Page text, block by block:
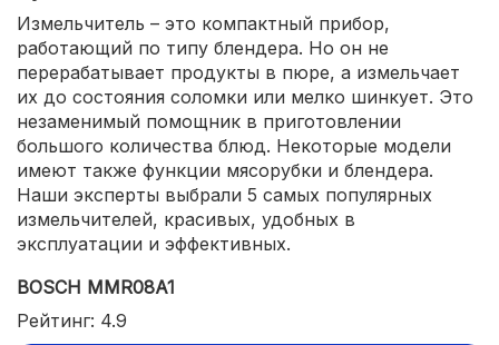
Измельчитель – это компактный прибор,
работающий по типу блендера. Но он не
перерабатывает продукты в пюре, а измельчает
их до состояния соломки или мелко шинкует. Это
незаменимый помощник в приготовлении
большого количества блюд. Некоторые модели
имеют также функции мясорубки и блендера.
Наши эксперты выбрали 5 самых популярных
измельчителей, красивых, удобных в
эксплуатации и эффективных.
BOSCH MMR08A1
Рейтинг: 4.9